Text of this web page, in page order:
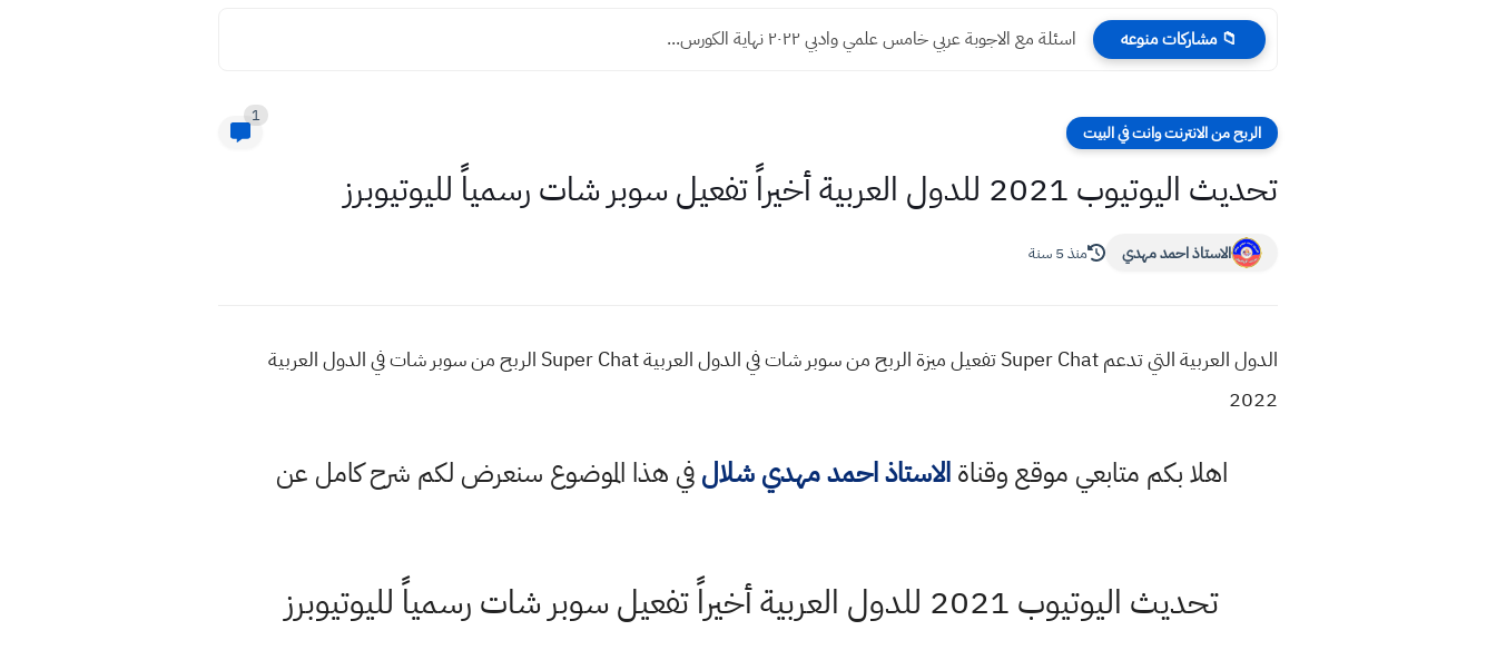
📁 مشاركات منوعه اسئلة مع الاجوبة عربي خامس علمي وادبي ٢٠٢٢ نهاية الكورس...
الربح من الانترنت وانت في البيت
1
تحديث اليوتيوب 2021 للدول العربية أخيراً تفعيل سوبر شات رسمياً لليوتيوبرز
الاستاذ احمد مهدي منذ 5 سنة
الدول العربية التي تدعم Super Chat تفعيل ميزة الربح من سوبر شات في الدول العربية Super Chat الربح من سوبر شات في الدول العربية
2022
اهلا بكم متابعي موقع وقناةالاستاذ احمد مهدي شلالفي هذا الموضوع سنعرض لكم شرح كامل عن
تحديث اليوتيوب 2021 للدول العربية أخيراً تفعيل سوبر شات رسمياً لليوتيوبرز